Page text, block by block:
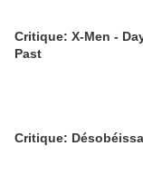
Critique: X-Men -
Past
Critique: